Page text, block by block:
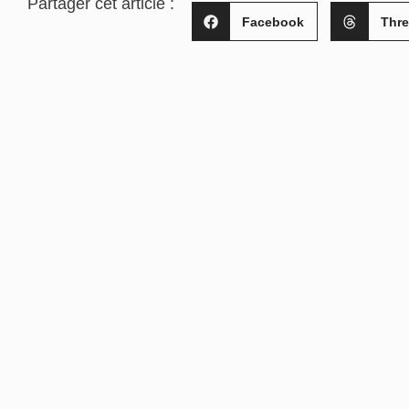
Partager cet article :
Facebook